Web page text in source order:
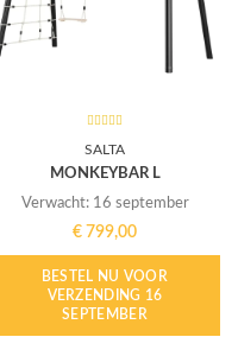
SALTA
MONKEYBAR L
Verwacht: 16 september
€ 799,00
BESTEL NU VOOR
VERZENDING 16
SEPTEMBER